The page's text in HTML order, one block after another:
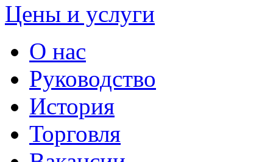
Цены и услуги
О нас
Руководство
История
Торговля